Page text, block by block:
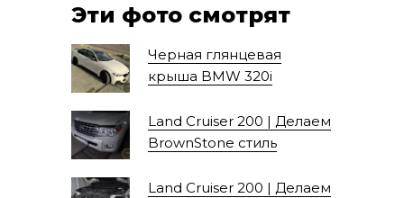
Эти фото смотрят
Черная глянцевая
крыша BMW 320i
Land Cruiser 200 | Делаем
BrownStone стиль
Land Cruiser 200 | Делаем